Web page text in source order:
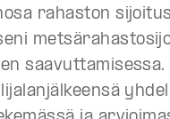
rahaston